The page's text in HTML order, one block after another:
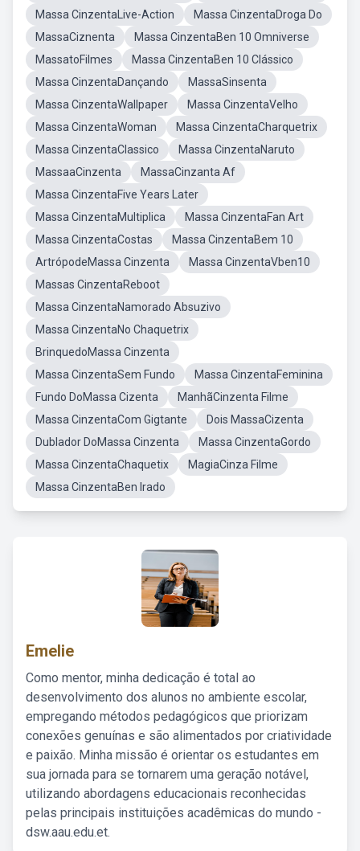
Massa CinzentaLive-Action
Massa CinzentaDroga Do
MassaCiznenta
Massa CinzentaBen 10 Omniverse
MassatoFilmes
Massa CinzentaBen 10 Clássico
Massa CinzentaDançando
MassaSinsenta
Massa CinzentaWallpaper
Massa CinzentaVelho
Massa CinzentaWoman
Massa CinzentaCharquetrix
Massa CinzentaClassico
Massa CinzentaNaruto
MassaaCinzenta
MassaCinzanta Af
Massa CinzentaFive Years Later
Massa CinzentaMultiplica
Massa CinzentaFan Art
Massa CinzentaCostas
Massa CinzentaBem 10
ArtrópodeMassa Cinzenta
Massa CinzentaVben10
Massas CinzentaReboot
Massa CinzentaNamorado Absuzivo
Massa CinzentaNo Chaquetrix
BrinquedoMassa Cinzenta
Massa CinzentaSem Fundo
Massa CinzentaFeminina
Fundo DoMassa Cizenta
ManhãCinzenta Filme
Massa CinzentaCom Gigtante
Dois MassaCizenta
Dublador DoMassa Cinzenta
Massa CinzentaGordo
Massa CinzentaChaquetix
MagiaCinza Filme
Massa CinzentaBen Irado
Emelie
Como mentor, minha dedicação é total ao
desenvolvimento dos alunos no ambiente escolar,
empregando métodos pedagógicos que priorizam
conexões genuínas e são alimentados por criatividade
e paixão. Minha missão é orientar os estudantes em
sua jornada para se tornarem uma geração notável,
utilizando abordagens educacionais reconhecidas
pelas principais instituições acadêmicas do mundo -
dsw.aau.edu.et.